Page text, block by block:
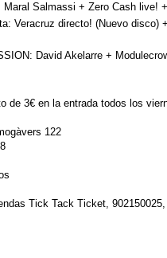
Maral Salmassi + Zero Cash live!
Veracruz directo! (Nuevo disco)
David Akelarre +
de 3€ en la entrada todos los
122
Tick Tack Ticket, 902150025,